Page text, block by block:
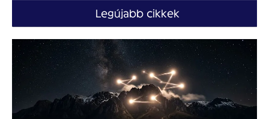
Legújabb cikkek